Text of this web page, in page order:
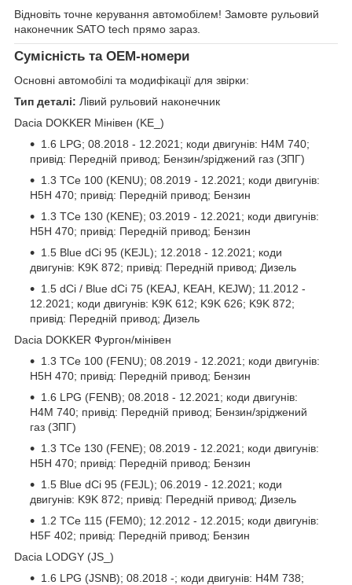
Відновіть точне керування автомобілем! Замовте рульовий
наконечник SATO tech прямо зараз.
Сумісність та OEM-номери
Основні автомобілі та модифікації для звірки:
Тип деталі: Лівий рульовий наконечник
Dacia DOKKER Мінівен (KE_)
1.6 LPG; 08.2018 - 12.2021; коди двигунів: H4M 740;
привід: Передній привод; Бензин/зріджений газ (ЗПГ)
1.3 TCe 100 (KENU); 08.2019 - 12.2021; коди двигунів:
H5H 470; привід: Передній привод; Бензин
1.3 TCe 130 (KENE); 03.2019 - 12.2021; коди двигунів:
H5H 470; привід: Передній привод; Бензин
1.5 Blue dCi 95 (KEJL); 12.2018 - 12.2021; коди
двигунів: K9K 872; привід: Передній привод; Дизель
1.5 dCi / Blue dCi 75 (KEAJ, KEAH, KEJW); 11.2012 -
12.2021; коди двигунів: K9K 612; K9K 626; K9K 872;
привід: Передній привод; Дизель
Dacia DOKKER Фургон/мінівен
1.3 TCe 100 (FENU); 08.2019 - 12.2021; коди двигунів:
H5H 470; привід: Передній привод; Бензин
1.6 LPG (FENB); 08.2018 - 12.2021; коди двигунів:
H4M 740; привід: Передній привод; Бензин/зріджений
газ (ЗПГ)
1.3 TCe 130 (FENE); 08.2019 - 12.2021; коди двигунів:
H5H 470; привід: Передній привод; Бензин
1.5 Blue dCi 95 (FEJL); 06.2019 - 12.2021; коди
двигунів: K9K 872; привід: Передній привод; Дизель
1.2 TCe 115 (FEM0); 12.2012 - 12.2015; коди двигунів:
H5F 402; привід: Передній привод; Бензин
Dacia LODGY (JS_)
1.6 LPG (JSNB); 08.2018 -; коди двигунів: H4M 738;